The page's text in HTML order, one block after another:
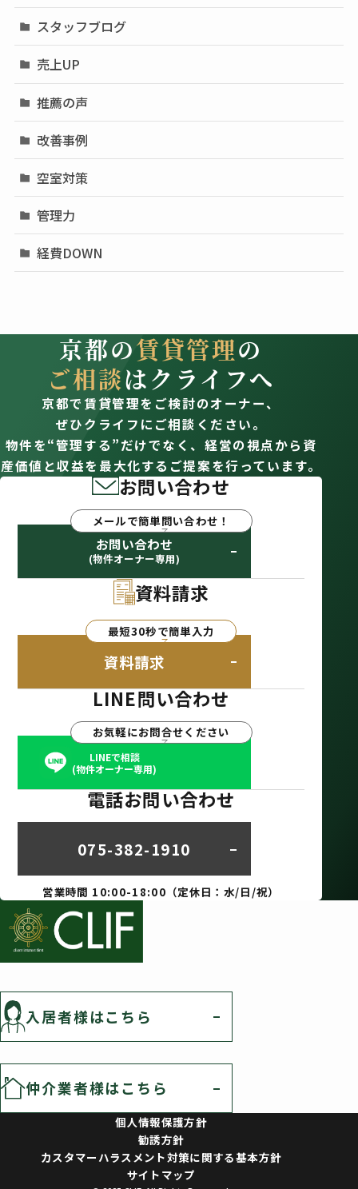
スタッフブログ
売上UP
推薦の声
改善事例
空室対策
管理力
経費DOWN
京都の賃貸管理の
ご相談はクライフへ
京都で賃貸管理をご検討のオーナー、
ぜひクライフにご相談ください。
物件を“管理する”だけでなく、経営の視点から資
産価値と収益を最大化するご提案を行っています。
お問い合わせ
メールで簡単問い合わせ！
お問い合わせ
(物件オーナー専用)
資料請求
最短30秒で簡単入力
資料請求
LINE問い合わせ
お気軽にお問合せください
LINEで相談
(物件オーナー専用)
電話お問い合わせ
075-382-1910
営業時間 10:00-18:00（定休日：水/日/祝）
入居者様はこちら
仲介業者様はこちら
個人情報保護方針
勧誘方針
カスタマーハラスメント対策に関する基本方針
サイトマップ